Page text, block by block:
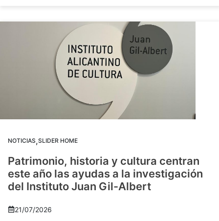
NOTICIAS,SLIDER HOME
Patrimonio, historia y cultura centran
este año las ayudas a la investigación
del Instituto Juan Gil-Albert
21/07/2026